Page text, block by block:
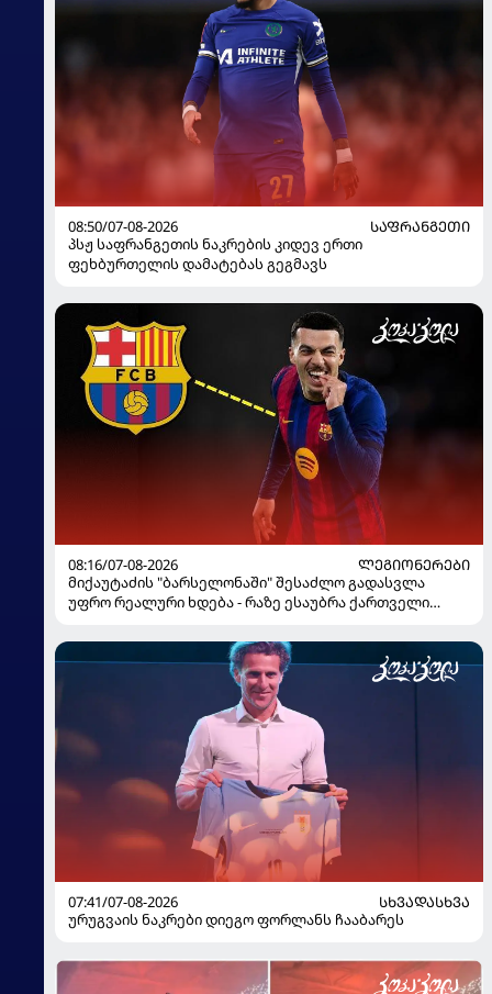
08:50/07-08-2026
ᲡᲐᲤᲠᲐᲜᲒᲔᲗᲘ
პსჟ საფრანგეთის ნაკრების კიდევ ერთი
ფეხბურთელის დამატებას გეგმავს
08:16/07-08-2026
ᲚᲔᲒᲘᲝᲜᲔᲠᲔᲑᲘ
მიქაუტაძის "ბარსელონაში" შესაძლო გადასვლა
უფრო რეალური ხდება - რაზე ესაუბრა ქართველი
07:41/07-08-2026
ᲡᲮᲕᲐᲓᲐᲡᲮᲕᲐ
ურუგვაის ნაკრები დიეგო ფორლანს ჩააბარეს